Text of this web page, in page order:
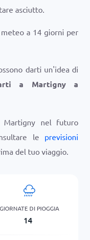
asciutto.
a 14 giorni per
darti un'idea di
a Martigny a
Martigny nel futuro
le previsioni
del tuo viaggio.
GIORNATE DI PIOGGIA
14